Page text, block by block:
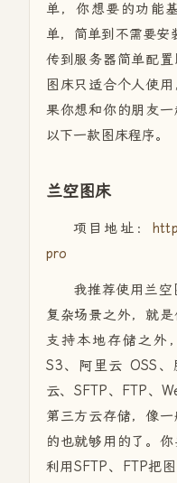
单，你想要的功能
单，简单到不需要安
传到服务器简单配
图床只适合个人使
果你想和你的朋友
以下一款图床程序。
兰空图床
项目地址：
pro
我推荐使用兰
复杂场景之外，就
支持本地存储之外
S3、阿里云 OSS
云、SFTP、FTP、
第三方云存储，像
的也就够用的了。
利用SFTP、FTP把